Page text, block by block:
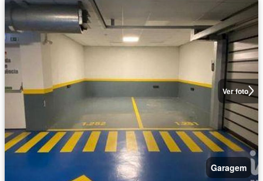
Ver foto
Garagem